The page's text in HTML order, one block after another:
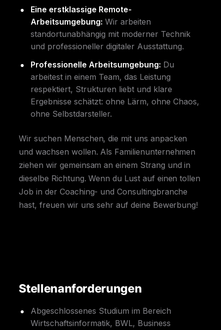
Eine erstklassige Remote-
Arbeitsumgebung: Wir arbeiten
standortunabhängig mit moderner Technik
und professioneller digitaler Ausstattung.
Professionelle Arbeitsumgebung: Du
arbeitest in einem Team, das Leistung
respektiert, Strukturen liebt und klare
Ergebnisse schätzt: ohne Lärm, ohne Chaos,
ohne Selbstdarsteller.
Wir suchen Menschen, die mit uns anpacken
und wachsen wollen. Als Familienunternehmen
ziehen wir gemeinsam an einem Strang und in
dieselbe Richtung. Wenn du Lust auf einen tollen
Job in der Coaching- und Consultingbranche
hast, freuen wir uns sehr auf deine Bewerbung!
Stellenanforderungen
Abgeschlossenes Studium im Bereich
Wirtschaftsinformatik, BWL, Business